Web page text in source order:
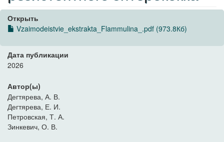
Открыть
Vzaimodeistvie_ekstrakta_Flammulina_.pdf (973.8Кб)
Дата публикации
2026
Автор(ы)
Дегтярева, А. В.
Дегтярева, Е. И.
Петровская, Т. А.
Зинкевич, О. В.